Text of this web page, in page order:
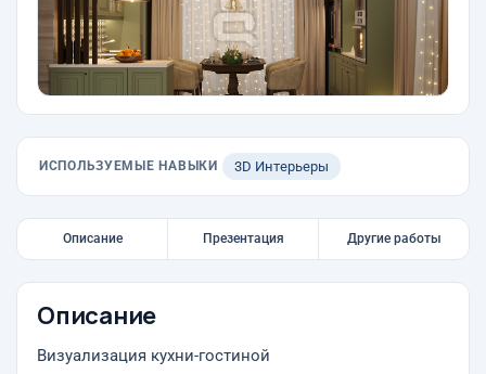
ИСПОЛЬЗУЕМЫЕ НАВЫКИ 3D Интерьеры
Описание Презентация Другие работы
Описание
Визуализация кухни-гостиной